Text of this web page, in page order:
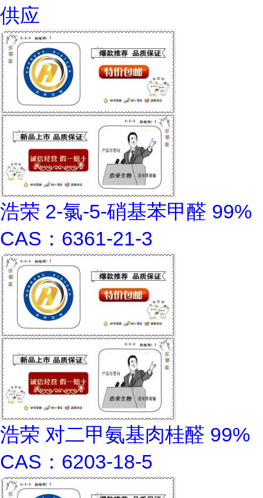
供应
浩荣 2-氯-5-硝基苯甲醛 99%
CAS：6361-21-3
浩荣 对二甲氨基肉桂醛 99%
CAS：6203-18-5